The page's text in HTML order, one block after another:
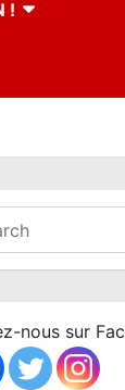
!
nous sur